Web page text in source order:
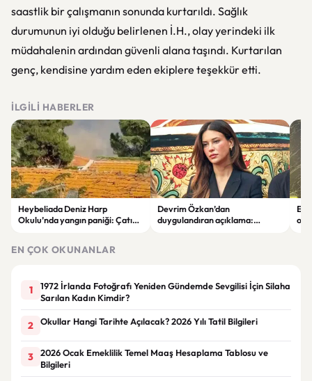
saastlik bir çalışmanın sonunda kurtarıldı. Sağlık
durumunun iyi olduğu belirlenen İ.H., olay yerindeki ilk
müdahalenin ardından güvenli alana taşındı. Kurtarılan
genç, kendisine yardım eden ekiplere teşekkür etti.
İLGILI HABERLER
Heybeliada Deniz Harp
Okulu’nda yangın paniği: Çatıda
Devrim Özkan’dan
duygulandıran açıklama:
EN ÇOK OKUNANLAR
1
1972 İrlanda Fotoğrafı Yeniden Gündemde Sevgilisi İçin Silaha
Sarılan Kadın Kimdir?
2 Okullar Hangi Tarihte Açılacak? 2026 Yılı Tatil Bilgileri
3
2026 Ocak Emeklilik Temel Maaş Hesaplama Tablosu ve
Bilgileri